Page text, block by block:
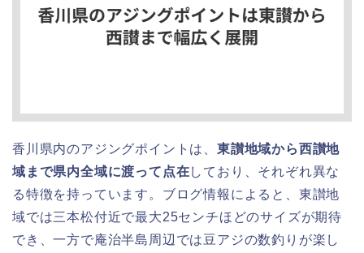
香川県内のアジングポイントは、 東讃地域から西讃地
域まで県内全域に渡って点在しており、それぞれ異な
る特徴を持っています。ブログ情報によると、東讃地
域では三本松付近で最大25センチほどのサイズが期待
でき、一方で庵治半島周辺では豆アジの数釣りが楽し